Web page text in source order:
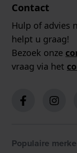
Contact
Hulp of advies
helpt u graag!
Bezoek onze
vraag via het
Populaire